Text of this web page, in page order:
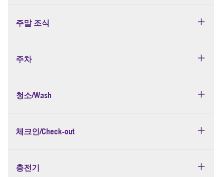
주말 조식
주차
청소/Wash
체크인/Check-out
충전기